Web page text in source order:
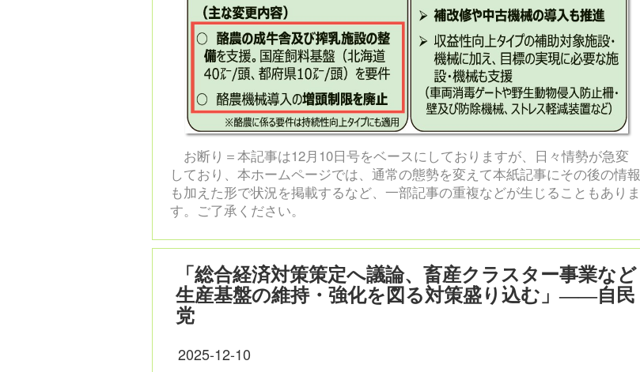
お断り＝本記事は12月10日号をベースにしておりますが、日々情勢が急変
しており、本ホームページでは、通常の態勢を変えて本紙記事にその後の情報
も加えた形で状況を掲載するなど、一部記事の重複などが生じることもありま
す。ご了承ください。
「総合経済対策策定へ議論、畜産クラスター事業など
生産基盤の維持・強化を図る対策盛り込む」――自民
党
2025-12-10